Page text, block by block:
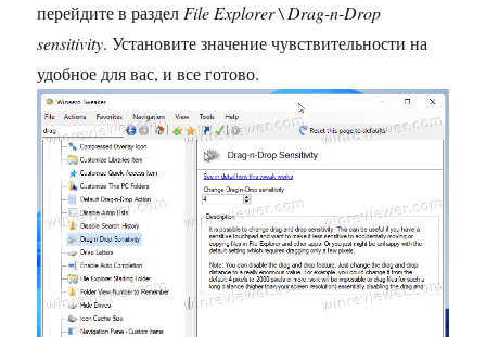
перейдите в разделFile Explorer \ Drag-n-Drop
sensitivity. Установите значение чувствительности на
удобное для вас, и все готово.